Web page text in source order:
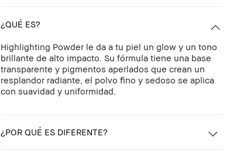
¿QUÉ ES?
Highlighting Powder le da a tu piel un glow y un tono
brillante de alto impacto. Su fórmula tiene una base
transparente y pigmentos aperlados que crean un
resplandor radiante, el polvo fino y sedoso se aplica
con suavidad y uniformidad.
¿POR QUÉ ES DIFERENTE?